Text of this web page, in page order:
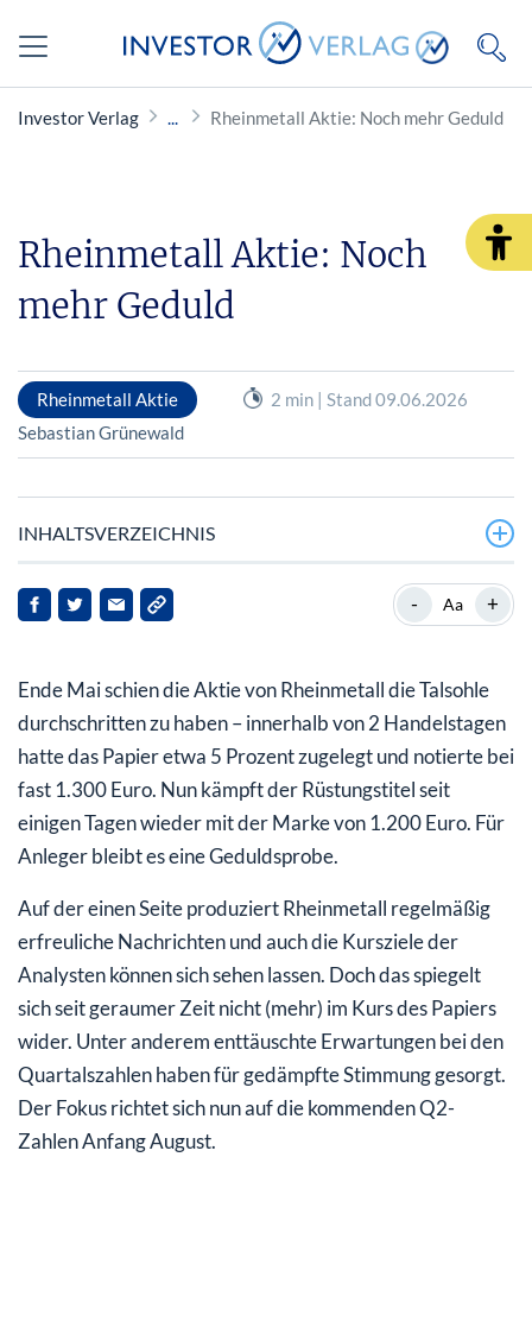
Investor Verlag Rheinmetall Aktie: Noch mehr Geduld
Rheinmetall Aktie: Noch
mehr Geduld
Rheinmetall Aktie
2 min | Stand 09.06.2026
Sebastian Grünewald
INHALTSVERZEICHNIS
Gute Nachrichten reichen Rheinmetall derzeit nicht
- Aa +
Ende Mai schien die Aktie von Rheinmetall die Talsohle
durchschritten zu haben – innerhalb von 2 Handelstagen
hatte das Papier etwa 5 Prozent zugelegt und notierte bei
fast 1.300 Euro. Nun kämpft der Rüstungstitel seit
einigen Tagen wieder mit der Marke von 1.200 Euro. Für
Anleger bleibt es eine Geduldsprobe.
Auf der einen Seite produziert Rheinmetall regelmäßig
erfreuliche Nachrichten und auch die Kursziele der
Analysten können sich sehen lassen. Doch das spiegelt
sich seit geraumer Zeit nicht (mehr) im Kurs des Papiers
wider. Unter anderem enttäuschte Erwartungen bei den
Quartalszahlen haben für gedämpfte Stimmung gesorgt.
Der Fokus richtet sich nun auf die kommenden Q2-
Zahlen Anfang August.